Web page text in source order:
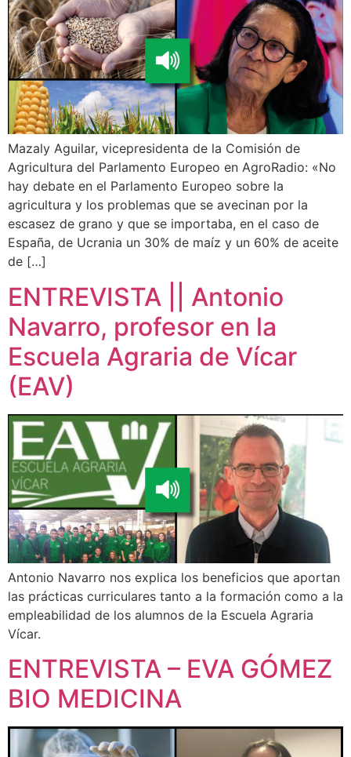
Mazaly Aguilar, vicepresidenta de la Comisión de
Agricultura del Parlamento Europeo en AgroRadio: «No
hay debate en el Parlamento Europeo sobre la
agricultura y los problemas que se avecinan por la
escasez de grano y que se importaba, en el caso de
España, de Ucrania un 30% de maíz y un 60% de aceite
de […]
ENTREVISTA || Antonio
Navarro, profesor en la
Escuela Agraria de Vícar
(EAV)
Antonio Navarro nos explica los beneficios que aportan
las prácticas curriculares tanto a la formación como a la
empleabilidad de los alumnos de la Escuela Agraria
Vícar.
ENTREVISTA – EVA GÓMEZ
BIO MEDICINA